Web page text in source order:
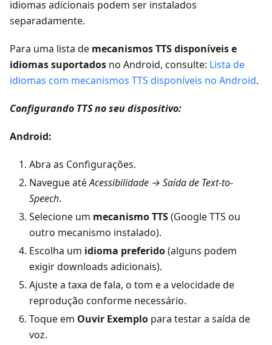
idiomas adicionais podem ser instalados
separadamente.
Para uma lista de mecanismos TTS disponíveis e
idiomas suportados no Android, consulte: Lista de
idiomas com mecanismos TTS disponíveis no Android.
Configurando TTS no seu dispositivo:
Android:
Abra as Configurações.
Navegue atéAcessibilidade → Saída de Text-to-
Speech.
Selecione um mecanismo TTS(Google TTS ou
outro mecanismo instalado).
Escolha um idioma preferido(alguns podem
exigir downloads adicionais).
Ajuste a taxa de fala, o tom e a velocidade de
reprodução conforme necessário.
Toque em Ouvir Exemplo para testar a saída de
voz.